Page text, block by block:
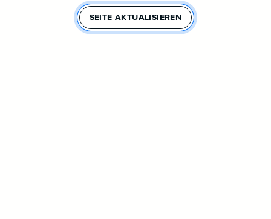
SEITE AKTUALISIEREN